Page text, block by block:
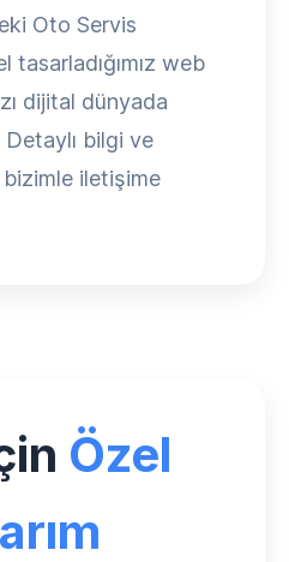
Oto Servis
tasarladığımız web
dijital dünyada
bilgi ve
iletişime
Özel